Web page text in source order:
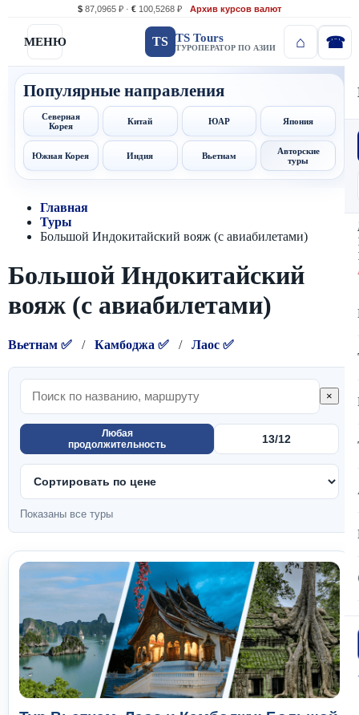
$ 87,0965 ₽ · € 100,5268 ₽ Архив курсов валют
МЕНЮ TS TS Tours
ТУРОПЕРАТОР ПО АЗИИ
Популярные направления
Северная
Корея
Китай ЮАР Япония
Южная Корея Индия Вьетнам
Авторские
туры
Главная
Туры
Большой Индокитайский вояж (с авиабилетами)
Большой Индокитайский
вояж (с авиабилетами)
Вьетнам ✅ / Камбоджа ✅ / Лаос ✅
×
Любая
продолжительность
13/12
Показаны все туры